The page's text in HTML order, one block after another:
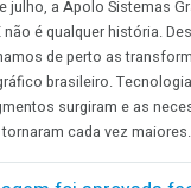
12 artes, 12
chances de
apenas a imagem
versão exige
correta, controle